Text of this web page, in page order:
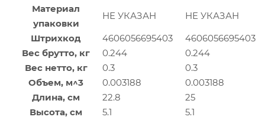
Материал
упаковки
НЕ УКАЗАН
НЕ УКАЗАН
Штрихкод
4606056695403
4606056695403
Вес брутто, кг
0.244
0.244
Вес нетто, кг
0.3
0.3
Объем, м^3
0.003188
0.003188
Длина, см
22.8
25
Высота, см
5.1
5.1